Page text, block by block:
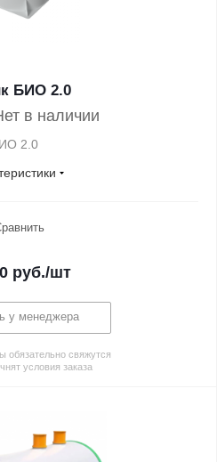
БИО 2.0
в наличии
2.0
руб./шт
у менеджера
свяжутся
условия заказа